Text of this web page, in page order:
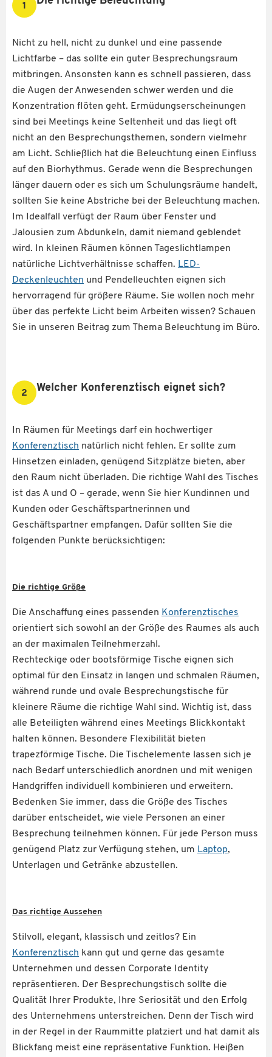
1
Nicht zu hell, nicht zu dunkel und eine passende
Lichtfarbe – das sollte ein guter Besprechungsraum
mitbringen. Ansonsten kann es schnell passieren, dass
die Augen der Anwesenden schwer werden und die
Konzentration flöten geht. Ermüdungserscheinungen
sind bei Meetings keine Seltenheit und das liegt oft
nicht an den Besprechungsthemen, sondern vielmehr
am Licht. Schließlich hat die Beleuchtung einen Einfluss
auf den Biorhythmus. Gerade wenn die Besprechungen
länger dauern oder es sich um Schulungsräume handelt,
sollten Sie keine Abstriche bei der Beleuchtung machen.
Im Idealfall verfügt der Raum über Fenster und
Jalousien zum Abdunkeln, damit niemand geblendet
wird. In kleinen Räumen können Tageslichtlampen
natürliche Lichtverhältnisse schaffen. LED-
Deckenleuchten und Pendelleuchten eignen sich
hervorragend für größere Räume. Sie wollen noch mehr
über das perfekte Licht beim Arbeiten wissen? Schauen
Sie in unseren Beitrag zum Thema Beleuchtung im Büro.
2 Welcher Konferenztisch eignet sich?
In Räumen für Meetings darf ein hochwertiger
Konferenztisch natürlich nicht fehlen. Er sollte zum
Hinsetzen einladen, genügend Sitzplätze bieten, aber
den Raum nicht überladen. Die richtige Wahl des Tisches
ist das A und O – gerade, wenn Sie hier Kundinnen und
Kunden oder Geschäftspartnerinnen und
Geschäftspartner empfangen. Dafür sollten Sie die
folgenden Punkte berücksichtigen:
Die richtige Größe
Die Anschaffung eines passenden Konferenztisches
orientiert sich sowohl an der Größe des Raumes als auch
an der maximalen Teilnehmerzahl.
Rechteckige oder bootsförmige Tische eignen sich
optimal für den Einsatz in langen und schmalen Räumen,
während runde und ovale Besprechungstische für
kleinere Räume die richtige Wahl sind. Wichtig ist, dass
alle Beteiligten während eines Meetings Blickkontakt
halten können. Besondere Flexibilität bieten
trapezförmige Tische. Die Tischelemente lassen sich je
nach Bedarf unterschiedlich anordnen und mit wenigen
Handgriffen individuell kombinieren und erweitern.
Bedenken Sie immer, dass die Größe des Tisches
darüber entscheidet, wie viele Personen an einer
Besprechung teilnehmen können. Für jede Person muss
genügend Platz zur Verfügung stehen, um Laptop,
Unterlagen und Getränke abzustellen.
Das richtige Aussehen
Stilvoll, elegant, klassisch und zeitlos? Ein
Konferenztisch kann gut und gerne das gesamte
Unternehmen und dessen Corporate Identity
repräsentieren. Der Besprechungstisch sollte die
Qualität Ihrer Produkte, Ihre Seriosität und den Erfolg
des Unternehmens unterstreichen. Denn der Tisch wird
in der Regel in der Raummitte platziert und hat damit als
Blickfang meist eine repräsentative Funktion. Heißen